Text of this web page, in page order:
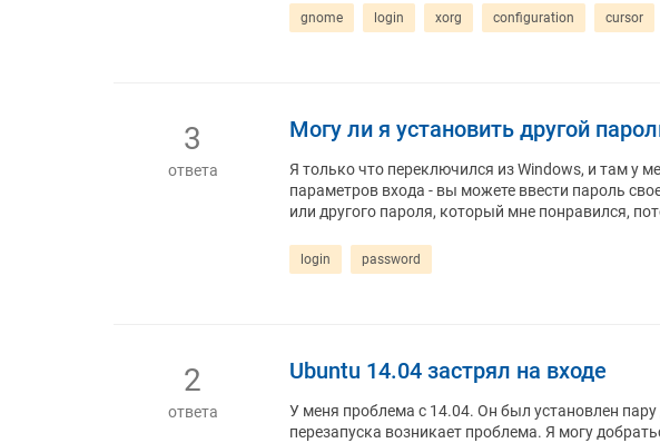
gnome login xorg configuration cursor
3
ответа
Могу ли я установить другой
Я только что переключился из Windows, и там у
параметров входа - вы можете ввести пароль
или другого пароля, который мне понравился,
login password
2
ответа
Ubuntu 14.04 застрял на входе
У меня проблема с 14.04. Он был установлен
перезапуска возникает проблема. Я могу